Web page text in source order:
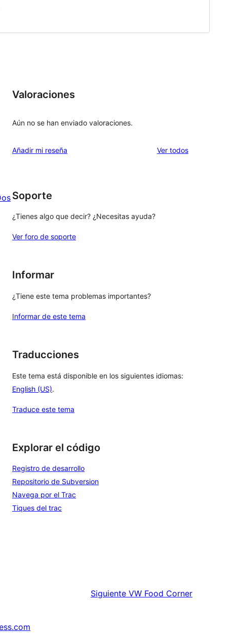
Valoraciones
Aún no se han enviado valoraciones.
Añadir mi reseña Ver todoslos
Soporte
¿Tienes algo que decir? ¿Necesitas ayuda?
Ver foro de soporte
Informar
¿Tiene este tema problemas importantes?
Informar de este tema
Traducciones
Este tema está disponible en los siguientes idiomas:
English (US).
Traduce este tema
Explorar el código
Registro de desarrollo
Repositorio de Subversion
Navega por el Trac
Tiques del trac
Siguiente VW Food Corner